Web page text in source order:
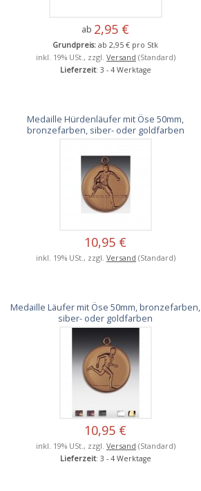
ab 2,95 €
Grundpreis: ab 2,95 € pro Stk
inkl. 19% USt., zzgl. Versand (Standard)
Lieferzeit: 3 - 4 Werktage
Medaille Hürdenläufer mit Öse 50mm,
bronzefarben, siber- oder goldfarben
10,95 €
inkl. 19% USt., zzgl. Versand (Standard)
Medaille Läufer mit Öse 50mm, bronzefarben,
siber- oder goldfarben
10,95 €
inkl. 19% USt., zzgl. Versand (Standard)
Lieferzeit: 3 - 4 Werktage